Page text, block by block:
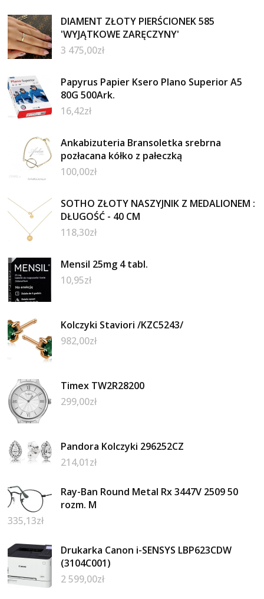
DIAMENT ZŁOTY PIERŚCIONEK 585
'WYJĄTKOWE ZARĘCZYNY'
3 475,00zł
Papyrus Papier Ksero Plano Superior A5
80G 500Ark.
16,42zł
Ankabizuteria Bransoletka srebrna
pozłacana kółko z pałeczką
100,00zł
SOTHO ZŁOTY NASZYJNIK Z MEDALIONEM :
DŁUGOŚĆ - 40 CM
118,30zł
Mensil 25mg 4 tabl.
10,95zł
Kolczyki Staviori /KZC5243/
982,00zł
Timex TW2R28200
299,00zł
Pandora Kolczyki 296252CZ
214,01zł
Ray-Ban Round Metal Rx 3447V 2509 50
rozm. M
335,13zł
Drukarka Canon i-SENSYS LBP623CDW
(3104C001)
2 599,00zł